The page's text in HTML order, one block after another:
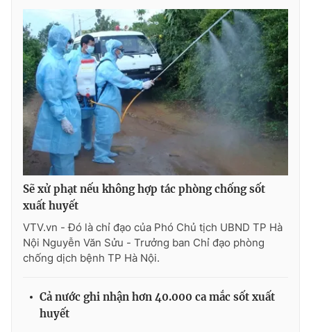
Ðiện thoại Thời báo VTV:
024.66 897 897
Email:
toasoan@vtv.vn
Liên hệ quảng cáo:024-7300.7108
® Cấm sao chép dưới mọi hình thức nếu không có sự chấp
thuận bằng văn bản. Ghi rõ nguồn VTV.vn khi phát hành lại
Sẽ xử phạt nếu không hợp tác phòng chống sốt
xuất huyết
VTV.vn - Đó là chỉ đạo của Phó Chủ tịch UBND TP Hà
Nội Nguyễn Văn Sửu - Trưởng ban Chỉ đạo phòng
chống dịch bệnh TP Hà Nội.
Cả nước ghi nhận hơn 40.000 ca mắc sốt xuất
huyết